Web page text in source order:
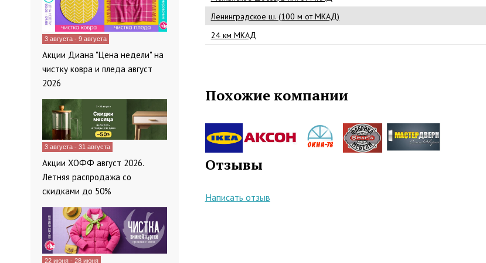
Ленинградское ш. (100 м от МКАД)
24 км МКАД
Похожие компании
Отзывы
Написать отзыв
3 августа - 9 августа
Акции Диана "Цена недели" на
чистку ковра и пледа август
2026
3 августа - 31 августа
Акции ХОФФ август 2026.
Летняя распродажа со
скидками до 50%
22 июня - 28 июня